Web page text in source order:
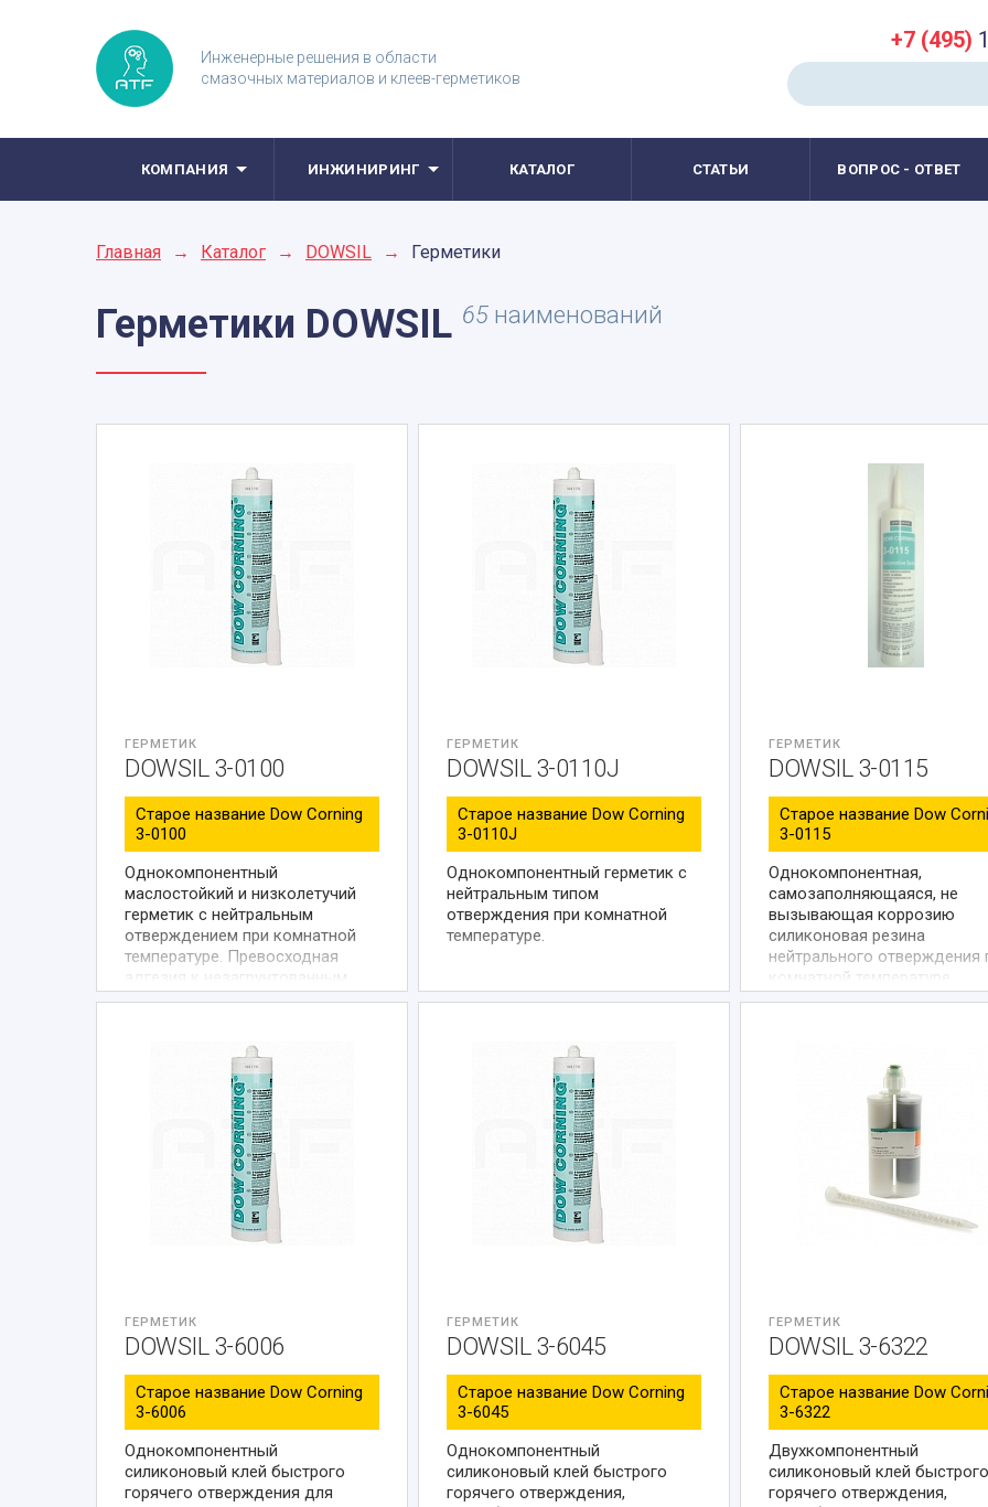
Инженерные решения в области
смазочных материалов и клеев-герметиков
+7 (495)
КОМПАНИЯ ИНЖИНИРИНГ КАТАЛОГ СТАТЬИ ВОПРОС - ОТВЕТ
Главная → Каталог → DOWSIL → Герметики
Герметики DOWSIL 65 наименований
ГЕРМЕТИК
DOWSIL 3-0100
Старое название Dow Corning
3-0100
Однокомпонентный
маслостойкий и низколетучий
герметик с нейтральным
отверждением при комнатной
температуре. Превосходная
поверхностям.
ГЕРМЕТИК
DOWSIL 3-0110J
Старое название Dow Corning
3-0110J
Однокомпонентный герметик с
нейтральным типом
отверждения при комнатной
температуре.
ГЕРМЕТИК
DOWSIL 3-0115
Старое название Dow
3-0115
Однокомпонентная,
самозаполняющаяся, не
вызывающая коррозию
силиконовая резина
нейтрального отверждения
комнатной температуре.
ГЕРМЕТИК
DOWSIL 3-6006
Старое название Dow Corning
3-6006
Однокомпонентный
силиконовый клей быстрого
горячего отверждения для
ГЕРМЕТИК
DOWSIL 3-6045
Старое название Dow Corning
3-6045
Однокомпонентный
силиконовый клей быстрого
горячего отверждения,
ГЕРМЕТИК
DOWSIL 3-6322
Старое название Dow
3-6322
Двухкомпонентный
силиконовый клей быстрого
горячего отверждения,